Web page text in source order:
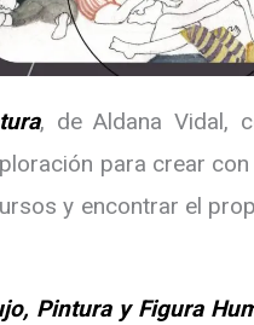
, de Aldana Vidal,
para crear con
y encontrar el
Pintura y Figura